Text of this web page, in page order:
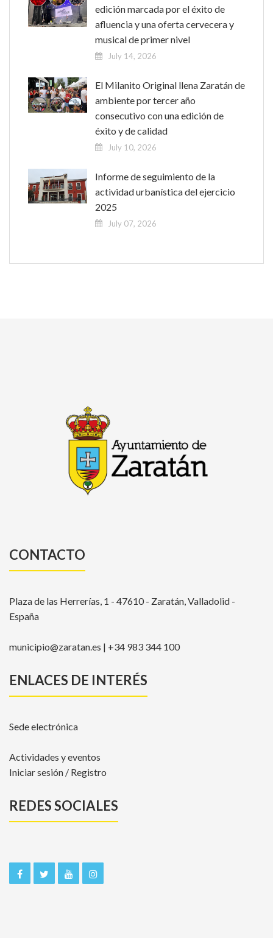
edición marcada por el éxito de
afluencia y una oferta cervecera y
musical de primer nivel
July 14, 2026
El Milanito Original llena Zaratán de
ambiente por tercer año
consecutivo con una edición de
éxito y de calidad
July 10, 2026
Informe de seguimiento de la
actividad urbanística del ejercicio
2025
July 07, 2026
CONTACTO
Plaza de las Herrerías, 1 - 47610 - Zaratán, Valladolid -
España
municipio@zaratan.es | +34 983 344 100
ENLACES DE INTERÉS
Sede electrónica
Actividades y eventos
Iniciar sesión / Registro
REDES SOCIALES